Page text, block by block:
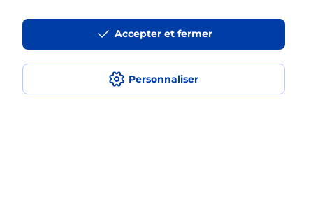
Personnaliser
Accepter et fermer
Comment envoyer un colis ou faire un
retour chez un e-commerçant sans se
déplacer ?
Envoyer un petit colis au meilleur